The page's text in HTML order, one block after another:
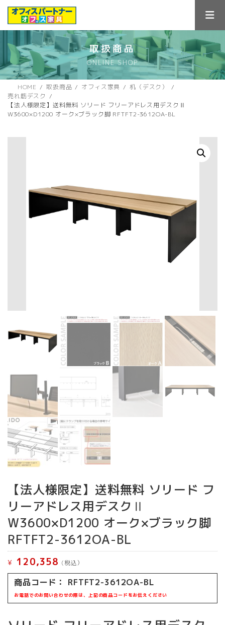
ス
キ
ン
に
取扱商品
ONLINE SHOP
HOME 取扱商品 オフィス家具
机（デスク）
売れ筋デスク
【法人様限定】送料無料 ソリード フリーアドレス用デスクⅡ
W3600×D1200 オーク×ブラック脚 RFTFT2-3612OA-BL
【法人様限定】送料無料 ソリード フ
リーアドレス用デスクⅡ
W3600×D1200 オーク×ブラック脚
RFTFT2-3612OA-BL
¥ 120,358 (税込）
商品コード： RFTFT2-3612OA-BL
お電話でのお問い合わせの際は、上記の商品コードをお伝えください